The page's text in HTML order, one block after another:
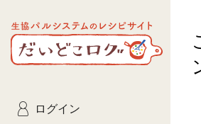
生協パルシステムのレシピ
サイト
だいどこログ
ログイン